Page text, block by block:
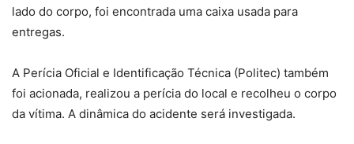
lado do corpo, foi encontrada uma caixa usada para
entregas.
A Perícia Oficial e Identificação Técnica (Politec) também
foi acionada, realizou a perícia do local e recolheu o corpo
da vítima. A dinâmica do acidente será investigada.